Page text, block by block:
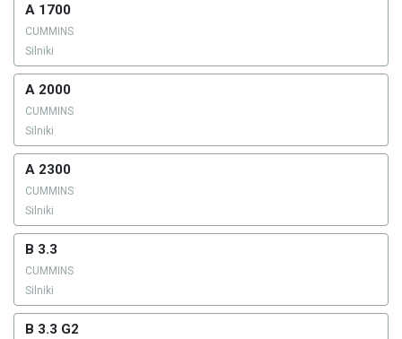
A 1700
CUMMINS
Silniki
A 2000
CUMMINS
Silniki
A 2300
CUMMINS
Silniki
B 3.3
CUMMINS
Silniki
B 3.3 G2